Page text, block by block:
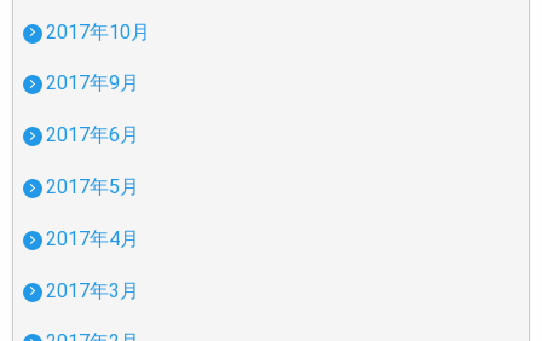
2017年10月
2017年9月
2017年6月
2017年5月
2017年4月
2017年3月